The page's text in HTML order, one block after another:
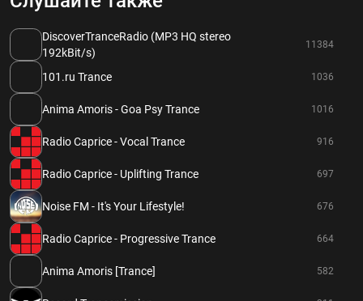
DiscoverTranceRadio (MP3 HQ stereo
192kBit/s)
11384
101.ru Trance 1036
Anima Amoris - Goa Psy Trance 1016
Radio Caprice - Vocal Trance 916
Radio Caprice - Uplifting Trance 697
Noise FM - It's Your Lifestyle! 676
Radio Caprice - Progressive Trance 664
Anima Amoris [Trance] 582